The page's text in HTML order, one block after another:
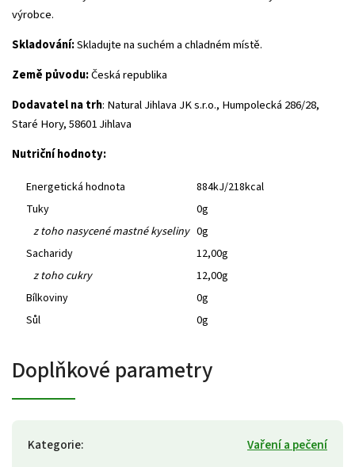
výrobce.
Skladování:Skladujte na suchém a chladném místě.
Země původu:Česká republika
Dodavatel na trh: Natural Jihlava JK s.r.o., Humpolecká 286/28,
Staré Hory, 58601 Jihlava
Nutriční hodnoty:
Energetická hodnota
884kJ/218kcal
Tuky
0g
z toho nasycené mastné kyseliny 0g
Sacharidy
12,00g
z toho cukry
12,00g
Bílkoviny
0g
Sůl
0g
Doplňkové parametry
Kategorie:
Vaření a pečení